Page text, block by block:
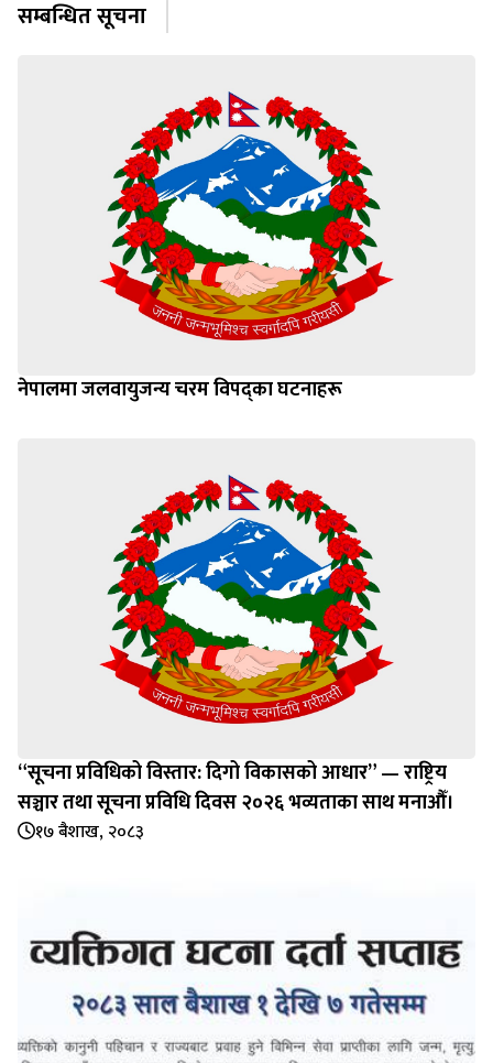
सम्बन्धित सूचना
नेपालमा जलवायुजन्य चरम विपद्का घटनाहरू
“सूचना प्रविधिको विस्तार: दिगो विकासको आधार” — राष्ट्रिय
सञ्चार तथा सूचना प्रविधि दिवस २०२६ भव्यताका साथ मनाऔँ।
१७ बैशाख, २०८३